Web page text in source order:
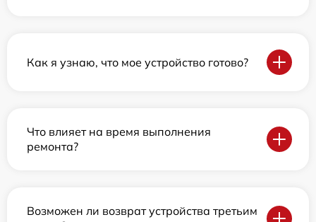
Как я узнаю, что мое устройство готово?
Что влияет на время выполнения
ремонта?
Возможен ли возврат устройства третьим